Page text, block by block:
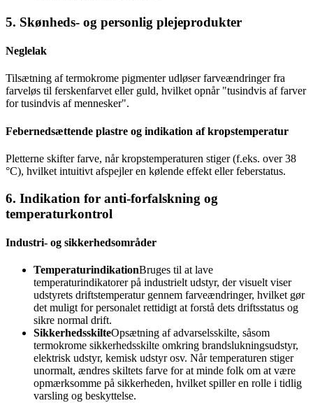
5. Skønheds- og personlig plejeprodukter
Neglelak
Tilsætning af termokrome pigmenter udløser farveændringer fra
farveløs til ferskenfarvet eller guld, hvilket opnår "tusindvis af farver
for tusindvis af mennesker".
Febernedsættende plastre og indikation af kropstemperatur
Pletterne skifter farve, når kropstemperaturen stiger (f.eks. over 38
°C), hvilket intuitivt afspejler en kølende effekt eller feberstatus.
6. Indikation for anti-forfalskning og
temperaturkontrol
Industri- og sikkerhedsområder
TemperaturindikationBruges til at lave
temperaturindikatorer på industrielt udstyr, der visuelt viser
udstyrets driftstemperatur gennem farveændringer, hvilket gør
det muligt for personalet rettidigt at forstå dets driftsstatus og
sikre normal drift.
SikkerhedsskilteOpsætning af advarselsskilte, såsom
termokrome sikkerhedsskilte omkring brandslukningsudstyr,
elektrisk udstyr, kemisk udstyr osv. Når temperaturen stiger
unormalt, ændres skiltets farve for at minde folk om at være
opmærksomme på sikkerheden, hvilket spiller en rolle i tidlig
varsling og beskyttelse.